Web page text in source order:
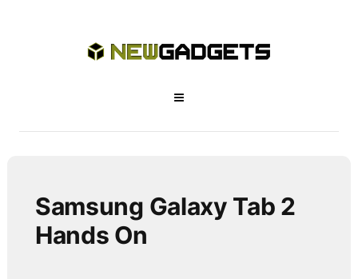
Samsung Galaxy Tab 2
Hands On